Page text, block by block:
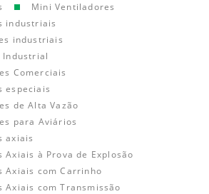
Mini Ventiladores
industriais
industriais
Industrial
Comerciais
especiais
de Alta Vazão
para Aviários
axiais
Axiais à Prova de Explosão
Axiais com Carrinho
Axiais com Transmissão